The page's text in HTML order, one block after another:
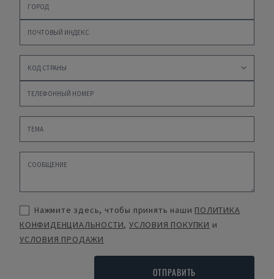
Нажмите здесь, чтобы принять наши ПОЛИТИКА
КОНФИДЕНЦИАЛЬНОСТИ,УСЛОВИЯ ПОКУПКИ и
УСЛОВИЯ ПРОДАЖИ
ОТПРАВИТЬ